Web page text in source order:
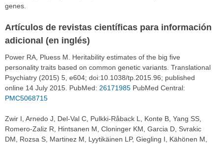
genes.
Artículos de revistas científicas para información
adicional (en inglés)
Power RA, Pluess M. Heritability estimates of the big five
personality traits based on common genetic variants. Translational
Psychiatry (2015) 5, e604; doi:10.1038/tp.2015.96; published
online 14 July 2015. PubMed: 26171985 PubMed Central:
PMC5068715
Zwir I, Arnedo J, Del-Val C, Pulkki-Råback L, Konte B, Yang SS,
Romero-Zaliz R, Hintsanen M, Cloninger KM, Garcia D, Svrakic
DM, Rozsa S, Martinez M, Lyytikäinen LP, Giegling I, Kähönen M,